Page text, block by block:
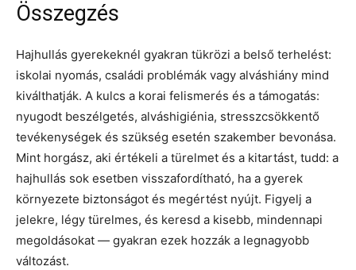
Összegzés
Hajhullás gyerekeknél gyakran tükrözi a belső terhelést:
iskolai nyomás, családi problémák vagy alváshiány mind
kiválthatják. A kulcs a korai felismerés és a támogatás:
nyugodt beszélgetés, alváshigiénia, stresszcsökkentő
tevékenységek és szükség esetén szakember bevonása.
Mint horgász, aki értékeli a türelmet és a kitartást, tudd: a
hajhullás sok esetben visszafordítható, ha a gyerek
környezete biztonságot és megértést nyújt. Figyelj a
jelekre, légy türelmes, és keresd a kisebb, mindennapi
megoldásokat — gyakran ezek hozzák a legnagyobb
változást.